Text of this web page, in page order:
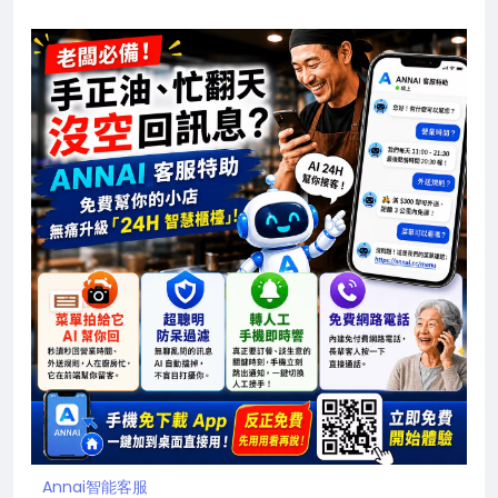
Annai智能客服